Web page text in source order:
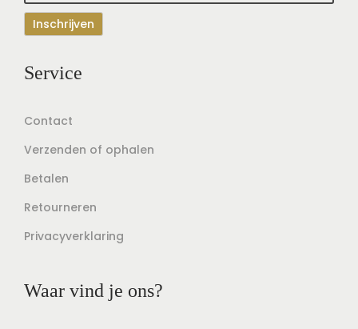
Service
Contact
Verzenden of ophalen
Betalen
Retourneren
Privacyverklaring
Waar vind je ons?